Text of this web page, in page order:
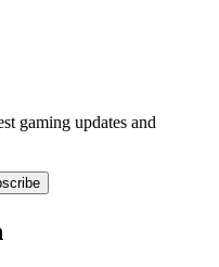
gaming updates and